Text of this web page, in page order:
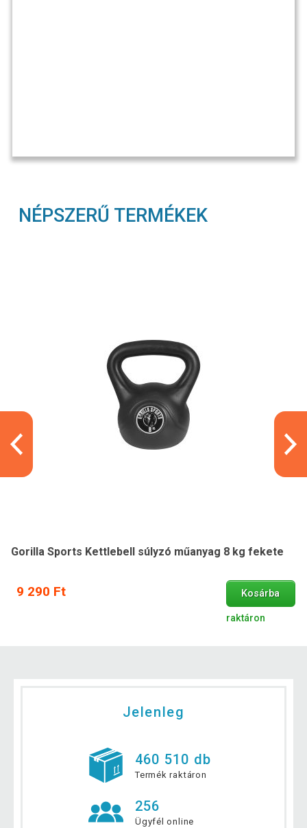
NÉPSZERŰ TERMÉKEK
Gorilla Sports Kettlebell súlyzó műanyag 8 kg fekete
9 290 Ft Kosárba
raktáron
Jelenleg
460 510 db
Termék raktáron
256
Ügyfél online